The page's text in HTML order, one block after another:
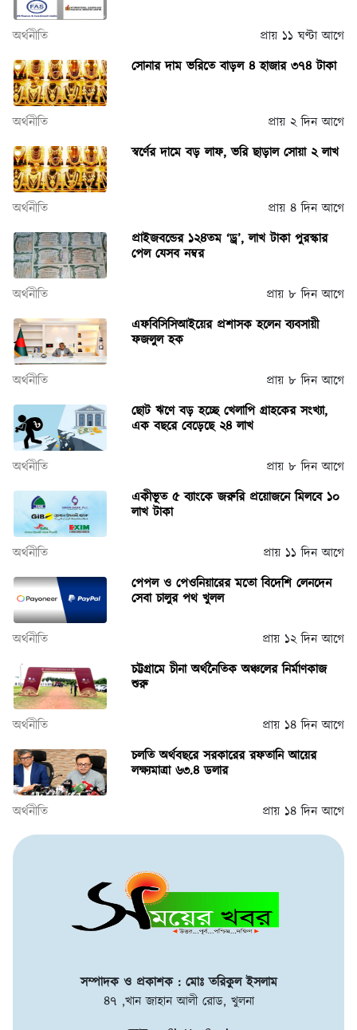
অর্থনীতি
প্রায় ১১ ঘণ্টা আগে
সোনার দাম ভ‌রি‌তে বাড়ল ৪ হাজার ৩৭৪ টাকা
অর্থনীতি
প্রায় ২ দিন আগে
স্বর্ণের দামে বড় লাফ, ভরি ছাড়াল সোয়া ২ লাখ
অর্থনীতি
প্রায় ৪ দিন আগে
প্রাইজবন্ডের ১২৪তম ‘ড্র’, লাখ টাকা পুরস্কার
পেল যেসব নম্বর
অর্থনীতি
প্রায় ৮ দিন আগে
এফবিসিসিআইয়ের প্রশাসক হলেন ব্যবসায়ী
ফজলুল হক
অর্থনীতি
প্রায় ৮ দিন আগে
ছোট ঋণে বড় হচ্ছে খেলাপি গ্রাহকের সংখ্যা,
এক বছরে বেড়েছে ২৪ লাখ
অর্থনীতি
প্রায় ৮ দিন আগে
একীভূত ৫ ব্যাংকে জরুরি প্রয়োজনে মিলবে ১০
লাখ টাকা
অর্থনীতি
প্রায় ১১ দিন আগে
পেপল ও পেওনিয়ারের মতো বিদেশি লেনদেন
সেবা চালুর পথ খুলল
অর্থনীতি
প্রায় ১২ দিন আগে
চট্টগ্রামে চীনা অর্থনৈতিক অঞ্চলের নির্মাণকাজ
শুরু
অর্থনীতি
প্রায় ১৪ দিন আগে
চলতি অর্থবছরে সরকারের রফতানি আয়ের
লক্ষ্যমাত্রা ৬৩.৪ ডলার
অর্থনীতি প্রায় ১৪ দিন আগে
সম্পাদক ও প্রকাশক : মোঃ তরিকুল ইসলাম
৪৭ ,খান জাহান আলী রোড, খুলনা